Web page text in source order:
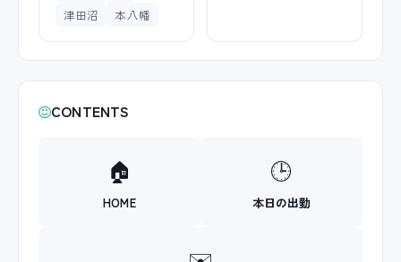
津田沼
本八幡
CONTENTS
🏠
HOME
🕒
本日の出勤